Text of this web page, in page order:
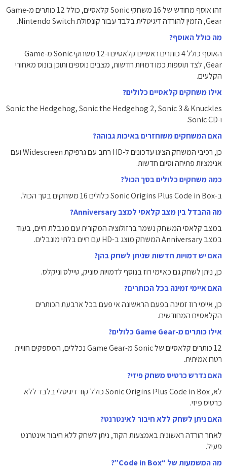
זהו אוסף מחודש של 16 משחקי Sonic קלאסיים, כולל 12 כותרים מ-Game
Gear, הזמין להורדה דיגיטלית בלבד עבור קונסולת Nintendo Switch.
מה כולל האוסף?
האוסף כולל 4 כותרים ראשיים קלאסיים ו-12 משחקי Sonic מ-Game
Gear, לצד תוספות כמו דמויות חדשות, מצבים נוספים ותוכן בונוס מאחורי
הקלעים.
אילו משחקים קלאסיים כלולים?
Sonic the Hedgehog, Sonic the Hedgehog 2, Sonic 3 & Knuckles
ו-Sonic CD.
האם המשחקים משוחזרים באיכות גבוהה?
כן, רכיבי המשחק הציגו עדכונים ל-HD רחב עם גרפיקת Widescreen ועם
אנימציות פתיחה וסיום חדשות.
כמה משחקים כלולים בסך הכול?
ב-Sonic Origins Plus Code in Box כלולים 16 משחקים בסך הכול.
מה ההבדל בין מצב קלאסי למצב Anniversary?
במצב קלאסי המשחק נשמר ברזולוציה המקורית עם מגבלת חיים, בעוד
במצב Anniversary המשחק מוצג ב-HD עם חיים בלתי מוגבלים.
האם יש דמויות חדשות שניתן לשחק בהן?
כן, ניתן לשחק גם כאיימי רוז בנוסף לדמויות סוניק, טיילס וניקלס.
האם איימי זמינה בכל הכותרים?
כן, איימי רוז זמינה בפעם הראשונה אי פעם בכל ארבעת הכותרים
הקלאסיים המחודשים.
אילו כותרים מ-Game Gear כלולים?
12 כותרים קלאסיים של Sonic מ-Game Gear נכללים, המספקים חוויית
רטרו אמיתית.
האם נדרש כרטיס משחק פיזי?
לא, Sonic Origins Plus Code in Box כולל קוד דיגיטלי בלבד ללא
כרטיס פיזי.
האם ניתן לשחק ללא חיבור לאינטרנט?
לאחר הורדה ראשונית באמצעות הקוד, ניתן לשחק ללא חיבור אינטרנט
פעיל.
מה המשמעות של “Code in Box”?